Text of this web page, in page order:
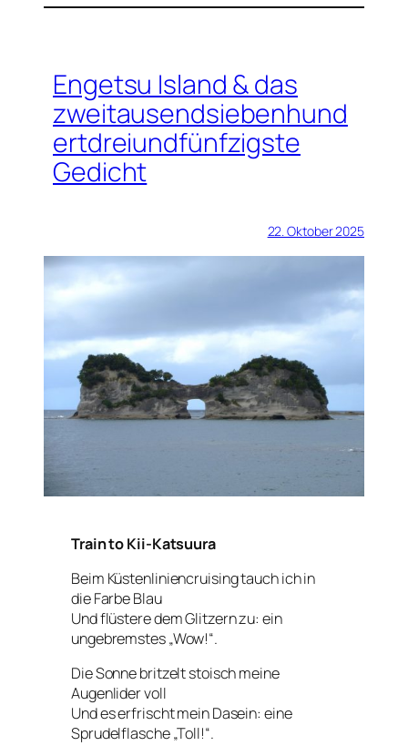
Engetsu Island & das
zweitausendsiebenhund
ertdreiundfünfzigste
Gedicht
22. Oktober 2025
Train to Kii-Katsuura
Beim Küstenliniencruising tauch ich in
die Farbe Blau
Und flüstere dem Glitzern zu: ein
ungebremstes „Wow!“.
Die Sonne britzelt stoisch meine
Augenlider voll
Und es erfrischt mein Dasein: eine
Sprudelflasche „Toll!“.